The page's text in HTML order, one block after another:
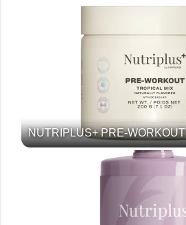
NUTRIPLUS+ PRE-WORKOUT